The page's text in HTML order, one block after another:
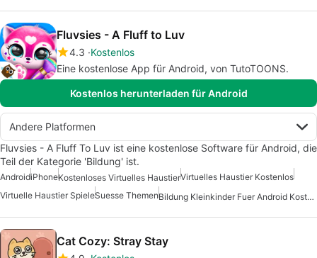
Fluvsies - A Fluff to Luv
4.3 Kostenlos
Eine kostenlose App für Android, von TutoTOONS.
Kostenlos herunterladen für Android
Andere Platformen
Fluvsies - A Fluff To Luv ist eine kostenlose Software für Android, die
Teil der Kategorie 'Bildung' ist.
AndroidiPhoneKostenloses Virtuelles HaustierVirtuelles Haustier Kostenlos
Virtuelle Haustier SpieleSuesse Themen Bildung Kleinkinder Fuer Android Kostenlos
Cat Cozy: Stray Stay